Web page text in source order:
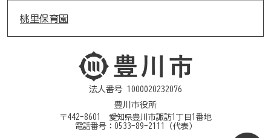
桃里保育園
法人番号 1000020232076
豊川市役所
〒442-8601 愛知県豊川市諏訪1丁目1番地
電話番号： 0533-89-2111 （代表）